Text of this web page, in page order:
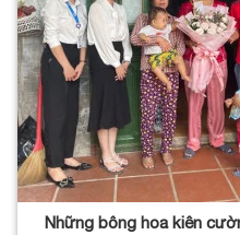
Những bông hoa kiên